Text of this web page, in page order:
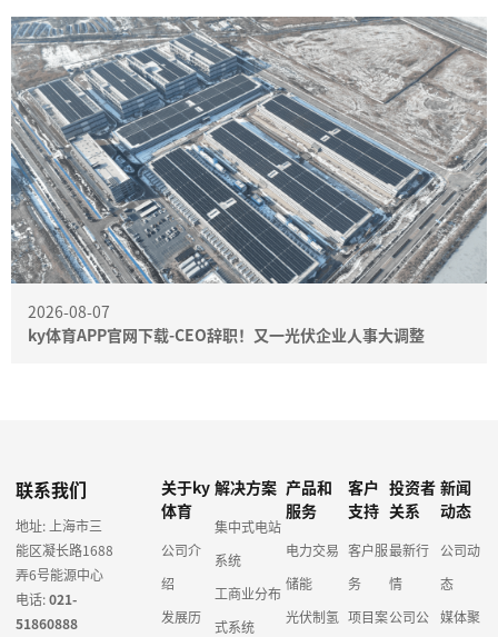
2026-08-07
ky体育APP官网下载-CEO辞职！又一光伏企业人事大调整
联系我们
地址: 上海市三
能区凝长路1688
弄6号能源中心
电话:021-
51860888
关于ky
体育
公司介
绍
发展历
解决方案
集中式电站
系统
工商业分布
式系统
产品和
服务
电力交易
储能
光伏制氢
客户
支持
客户服
务
项目案
投资者
关系
最新行
情
公司公
新闻
动态
公司动
态
媒体聚